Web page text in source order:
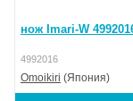
нож Imari-W
4992016
Omoikiri (Япония)